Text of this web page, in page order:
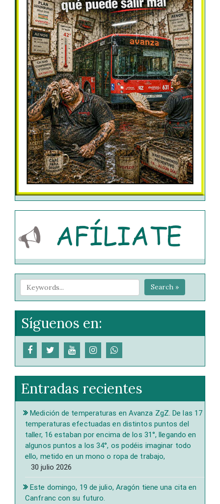
Search »
Síguenos en:
Entradas recientes
Medición de temperaturas en Avanza ZgZ. De las 17
temperaturas efectuadas en distintos puntos del
taller, 16 estaban por encima de los 31°, llegando en
algunos puntos a los 34°, os podéis imaginar todo
ello, metido en un mono o ropa de trabajo,
30 julio 2026
Este domingo, 19 de julio, Aragón tiene una cita en
Canfranc con su futuro.